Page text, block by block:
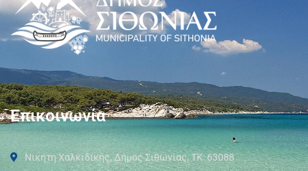
Επικοινωνία
Νικήτη Χαλκιδικής, Δήμος Σιθωνίας, ΤΚ: 63088